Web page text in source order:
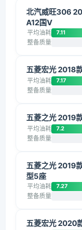
北汽威旺306
A12国V
平均油耗 7.11
整备质量
五菱宏光 2018
平均油耗 7.17
整备质量
五菱之光 2019
平均油耗 7.2
整备质量
五菱之光 2019
型5座
平均油耗 7.27
整备质量
五菱宏光 2020